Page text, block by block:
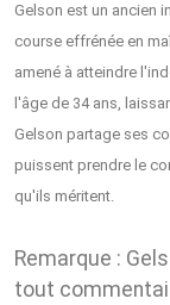
Gelson est un ancien
course effrénée en
amené à atteindre
l'âge de 34 ans,
Gelson partage ses
puissent prendre le
qu'ils méritent.
Remarque :
tout